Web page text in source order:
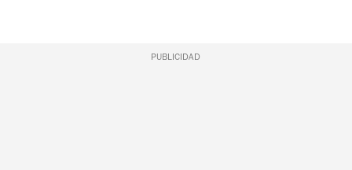
PUBLICIDAD